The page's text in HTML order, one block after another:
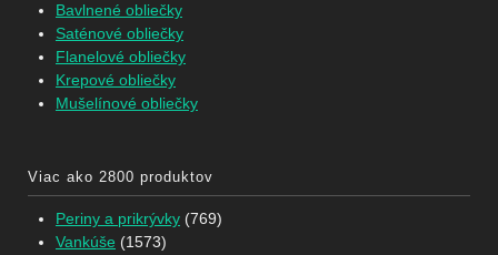
Bavlnené obliečky
Saténové obliečky
Flanelové obliečky
Krepové obliečky
Mušelínové obliečky
Viac ako 2800 produktov
Periny a prikrývky (769)
Vankúše (1573)